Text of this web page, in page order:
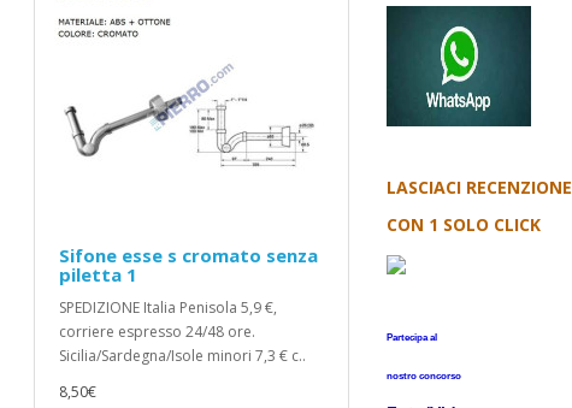
Sifone esse s cromato senza
piletta 1
SPEDIZIONE Italia Penisola 5,9 €,
corriere espresso 24/48 ore.
Sicilia/Sardegna/Isole minori 7,3 € c..
8,50€
LASCIACI RECENZIONE
CON 1 SOLO CLICK
Partecipa al
nostro concorso